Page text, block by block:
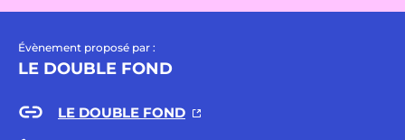
Évènement proposé par :
LE DOUBLE FOND
LE DOUBLE FOND